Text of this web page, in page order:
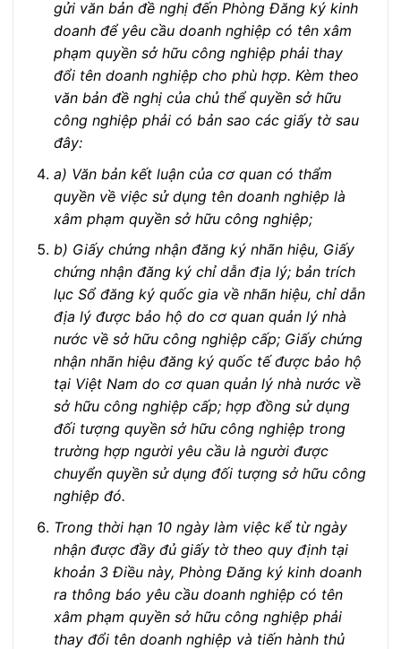
gửi văn bản đề nghị đến Phòng Đăng ký kinh
doanh để yêu cầu doanh nghiệp có tên xâm
phạm quyền sở hữu công nghiệp phải thay
đổi tên doanh nghiệp cho phù hợp. Kèm theo
văn bản đề nghị của chủ thể quyền sở hữu
công nghiệp phải có bản sao các giấy tờ sau
đây:
a) Văn bản kết luận của cơ quan có thẩm
quyền về việc sử dụng tên doanh nghiệp là
xâm phạm quyền sở hữu công nghiệp;
b) Giấy chứng nhận đăng ký nhãn hiệu, Giấy
chứng nhận đăng ký chỉ dẫn địa lý; bản trích
lục Sổ đăng ký quốc gia về nhãn hiệu, chỉ dẫn
địa lý được bảo hộ do cơ quan quản lý nhà
nước về sở hữu công nghiệp cấp; Giấy chứng
nhận nhãn hiệu đăng ký quốc tế được bảo hộ
tại Việt Nam do cơ quan quản lý nhà nước về
sở hữu công nghiệp cấp; hợp đồng sử dụng
đối tượng quyền sở hữu công nghiệp trong
trường hợp người yêu cầu là người được
chuyển quyền sử dụng đối tượng sở hữu công
nghiệp đó.
Trong thời hạn 10 ngày làm việc kể từ ngày
nhận được đầy đủ giấy tờ theo quy định tại
khoản 3 Điều này, Phòng Đăng ký kinh doanh
ra thông báo yêu cầu doanh nghiệp có tên
xâm phạm quyền sở hữu công nghiệp phải
thay đổi tên doanh nghiệp và tiến hành thủ